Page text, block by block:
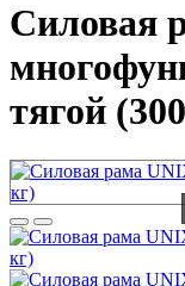
Силовая
тягой